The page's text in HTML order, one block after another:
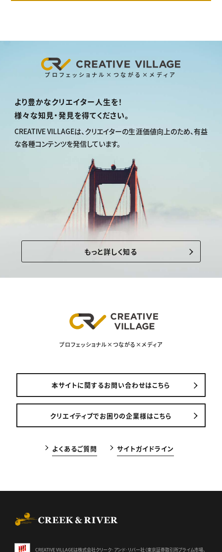
プロフェッショナル×つながる×メディア
より豊かなクリエイター人生を！
様々な知見・発見を得てください。
CREATIVE VILLAGEは、クリエイターの生涯価値向上のため、有益
な各種コンテンツを発信しています。
もっと詳しく知る
プロフェッショナル×つながる×メディア
本サイトに関するお問い合わせはこちら
クリエイティブでお困りの企業様はこちら
よくあるご質問 サイトガイドライン
CREATIVE VILLAGEは株式会社クリーク･アンド･リバー社（東京証券取引所プライム市場、